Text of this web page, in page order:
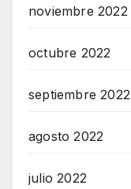
noviembre 2022
octubre 2022
septiembre 2022
agosto 2022
julio 2022